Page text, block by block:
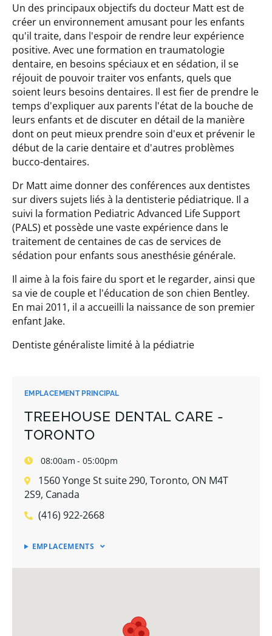
EMPLACEMENT PRINCIPAL
TREEHOUSE DENTAL CARE -
TORONTO
08:00am - 05:00pm
1560 Yonge St suite 290, Toronto, ON M4T
2S9, Canada
(416) 922-2668
EMPLACEMENTS
Un des principaux objectifs du docteur Matt est de
créer un environnement amusant pour les enfants
qu'il traite, dans l'espoir de rendre leur expérience
positive. Avec une formation en traumatologie
dentaire, en besoins spéciaux et en sédation, il se
réjouit de pouvoir traiter vos enfants, quels que
soient leurs besoins dentaires. Il est fier de prendre le
temps d'expliquer aux parents l'état de la bouche de
leurs enfants et de discuter en détail de la manière
dont on peut mieux prendre soin d'eux et prévenir le
début de la carie dentaire et d'autres problèmes
bucco-dentaires.
Dr Matt aime donner des conférences aux dentistes
sur divers sujets liés à la dentisterie pédiatrique. Il a
suivi la formation Pediatric Advanced Life Support
(PALS) et possède une vaste expérience dans le
traitement de centaines de cas de services de
sédation pour enfants sous anesthésie générale.
Il aime à la fois faire du sport et le regarder, ainsi que
sa vie de couple et l'éducation de son chien Bentley.
En mai 2011, il a accueilli la naissance de son premier
enfant Jake.
Dentiste généraliste limité à la pédiatrie